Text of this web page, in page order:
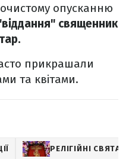
опусканню
священник
прикрашали
та квітами.
РЕЛІГІЙНІ СВЯТА